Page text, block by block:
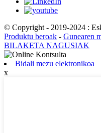
© Copyright - 2019-2024 :
Produktu beroak - Gunearen
BILAKETA NAGUSIAK
Bidali mezu elektronikoa
x